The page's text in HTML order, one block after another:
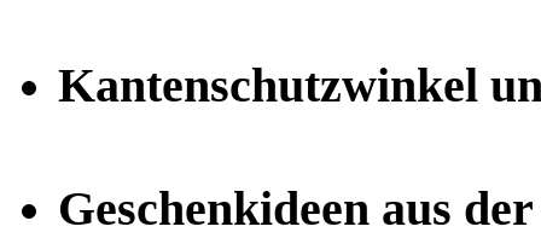
Kantenschutzwinkel
Geschenkideen aus